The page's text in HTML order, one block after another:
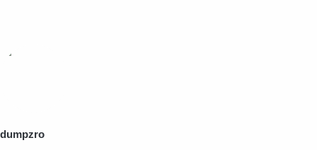
dumpzro